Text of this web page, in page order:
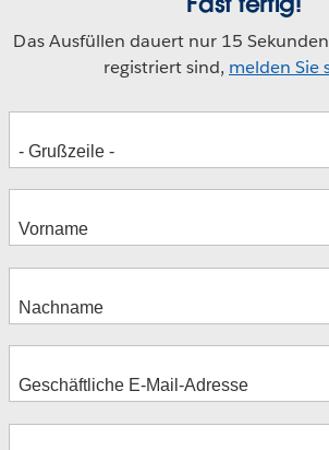
Das Ausfüllen dauert nur 15
registriert sind, melden Sie